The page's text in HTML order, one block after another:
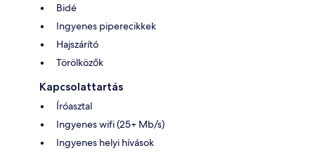
Bidé
Ingyenes piperecikkek
Hajszárító
Törölközők
Kapcsolattartás
Íróasztal
Ingyenes wifi (25+ Mb/s)
Ingyenes helyi hívások